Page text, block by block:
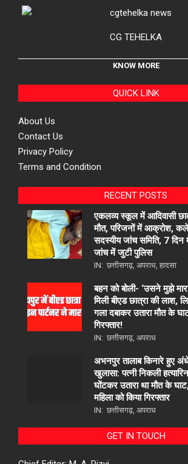
CG TEHELKA
KNOW MORE
QUICK LINK
About Us
Contact Us
Privacy Policy
Terms and Condition
RECENT POSTS
एकलव्य स्कूल में आदिवासी
मौत, परिजनों में आक्रोश,
सदस्यीय जांच समिति, 7 दिन में
जांच में जुटी पुलिस
IN: छत्तीसगढ़ अपराध हादसा
बहन को बोली- ‘उसने मुझे
मिली बीएड छात्रा की लाश,
गला दबाकर उतारा मौत के
गिरफ्तार!
IN: छत्तीसगढ़ अपराध
अभनपुर तालाब किनारे हुए
खुलासा: पत्नी निकली
घोंटकर उतारा था मौत के
महिला को किया गिरफ्तार
IN: छत्तीसगढ़ अपराध
GET IN TOUCH